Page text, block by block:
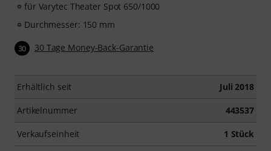
für Varytec Theater Spot 650/1000
Durchmesser: 150 mm
30 30 Tage Money-Back-Garantie
Erhältlich seit Juli 2018
Artikelnummer 443537
Verkaufseinheit 1 Stück